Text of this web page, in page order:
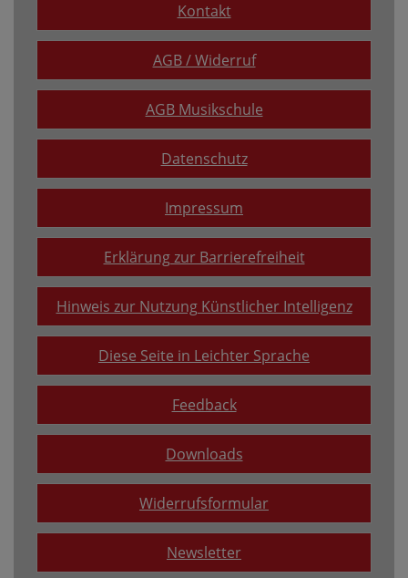
Kontakt
AGB / Widerruf
AGB Musikschule
Datenschutz
Impressum
Erklärung zur Barrierefreiheit
Hinweis zur Nutzung Künstlicher Intelligenz
Diese Seite in Leichter Sprache
Feedback
Downloads
Widerrufsformular
Newsletter